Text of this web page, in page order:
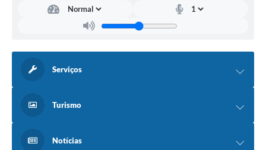
Serviços
Turismo
Notícias